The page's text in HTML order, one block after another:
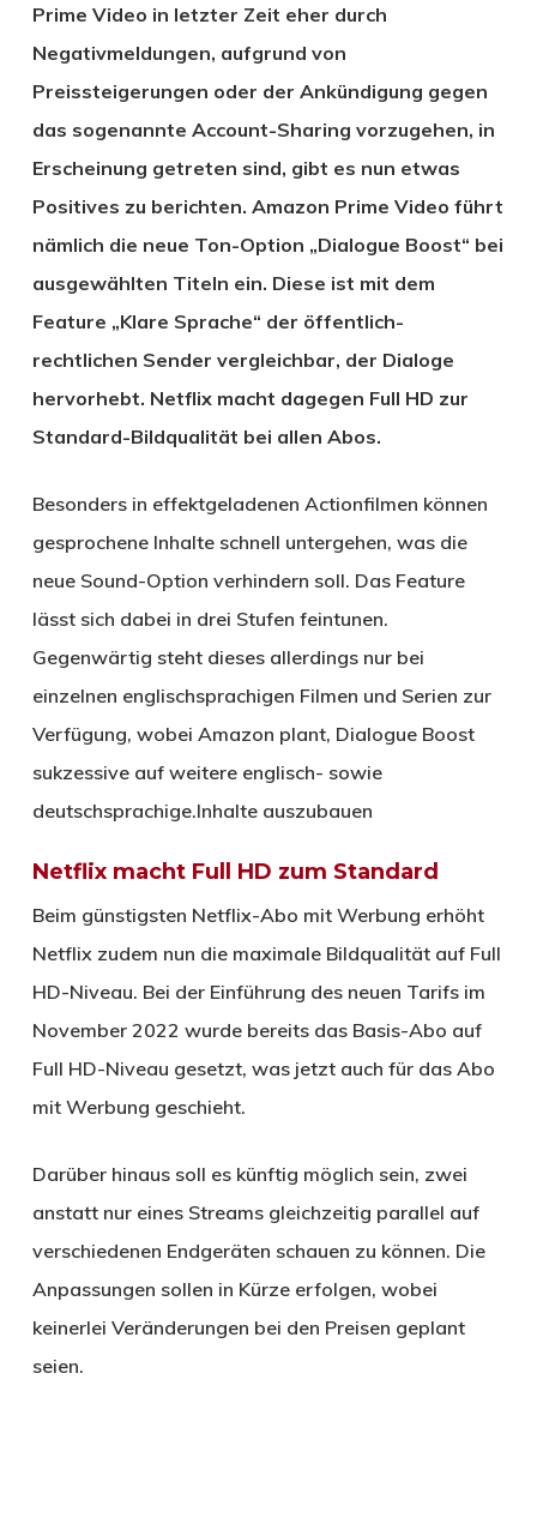
Prime Video in letzter Zeit eher durch
Negativmeldungen, aufgrund von
Preissteigerungen oder der Ankündigung gegen
das sogenannte Account-Sharing vorzugehen, in
Erscheinung getreten sind, gibt es nun etwas
Positives zu berichten. Amazon Prime Video führt
nämlich die neue Ton-Option „Dialogue Boost“ bei
ausgewählten Titeln ein. Diese ist mit dem
Feature „Klare Sprache“ der öffentlich-
rechtlichen Sender vergleichbar, der Dialoge
hervorhebt. Netflix macht dagegen Full HD zur
Standard-Bildqualität bei allen Abos.
Besonders in effektgeladenen Actionfilmen können
gesprochene Inhalte schnell untergehen, was die
neue Sound-Option verhindern soll. Das Feature
lässt sich dabei in drei Stufen feintunen.
Gegenwärtig steht dieses allerdings nur bei
einzelnen englischsprachigen Filmen und Serien zur
Verfügung, wobei Amazon plant, Dialogue Boost
sukzessive auf weitere englisch- sowie
deutschsprachige.Inhalte auszubauen
Netflix macht Full HD zum Standard
Beim günstigsten Netflix-Abo mit Werbung erhöht
Netflix zudem nun die maximale Bildqualität auf Full
HD-Niveau. Bei der Einführung des neuen Tarifs im
November 2022 wurde bereits das Basis-Abo auf
Full HD-Niveau gesetzt, was jetzt auch für das Abo
mit Werbung geschieht.
Darüber hinaus soll es künftig möglich sein, zwei
anstatt nur eines Streams gleichzeitig parallel auf
verschiedenen Endgeräten schauen zu können. Die
Anpassungen sollen in Kürze erfolgen, wobei
keinerlei Veränderungen bei den Preisen geplant
seien.